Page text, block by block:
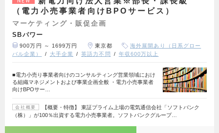
（電力小売事業者向けBPOサービス）
マーケティング・販促企画
SBパワー
900万円 ～ 1699万円 東京都
海外展開あり（日系グロー
バル企業）
大手企業 英語力不問 年収600万以上
■電力小売り事業者向けのコンサルティング営業領域におけ
る組織マネジメントおよび事業企画全般 ・電力小売事業者
向けBPOサー…
会社概要
【概要・特徴】 東証プライム上場の電気通信会社「ソフトバンク
（株）」が100％出資する電力小売事業者。ソフトバンクグループ…